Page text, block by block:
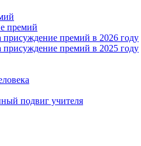
премий
премий в 2026 году
премий в 2025 году
подвиг учителя